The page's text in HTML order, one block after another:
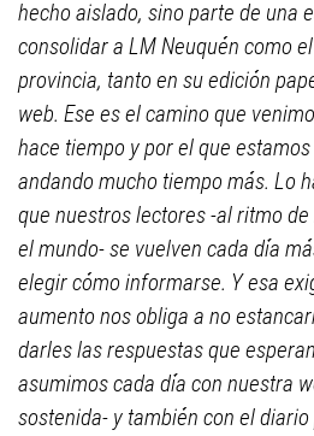
hecho aislado, sino parte de una
consolidar a LM Neuquén como
provincia, tanto en su edición
web. Ese es el camino que
hace tiempo y por el que
andando mucho tiempo más. Lo
que nuestros lectores -al ritmo
el mundo- se vuelven cada día
elegir cómo informarse. Y esa
aumento nos obliga a no
darles las respuestas que
asumimos cada día con nuestra
sostenida- y también con el